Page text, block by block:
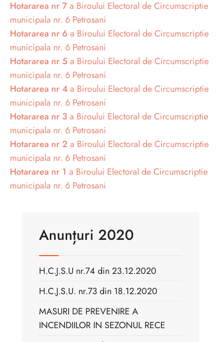
Hotararea nr 7a Biroului Electoral de Circumscriptie
municipala nr. 6 Petrosani
Hotararea nr 6 a Biroului Electoral de Circumscriptie
municipala nr. 6 Petrosani
Hotararea nr 5 a Biroului Electoral de Circumscriptie
municipala nr. 6 Petrosani
Hotararea nr 4a Biroului Electoral de Circumscriptie
municipala nr. 6 Petrosani
Hotararea nr 3a Biroului Electoral de Circumscriptie
municipala nr. 6 Petrosani
Hotararea nr 2 a Biroului Electoral de Circumscriptie
municipala nr. 6 Petrosani
Hotararea nr 1 a Biroului Electoral de Circumscriptie
municipala nr. 6 Petrosani
Anunțuri 2020
H.C.J.S.U nr.74 din 23.12.2020
H.C.J.S.U. nr.73 din 18.12.2020
MASURI DE PREVENIRE A
INCENDIILOR IN SEZONUL RECE